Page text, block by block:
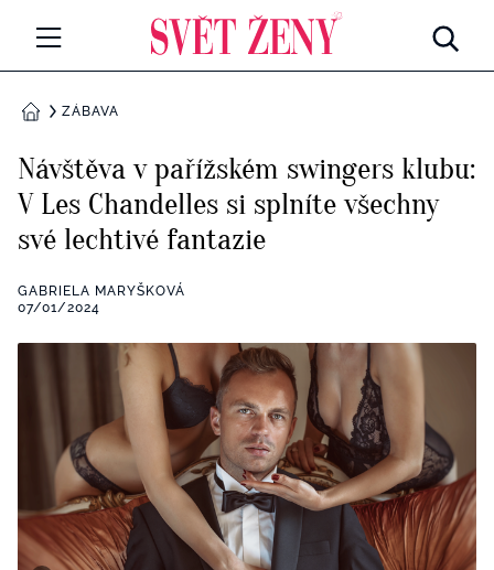
Všechny kategorie
Rozhovory
RETROHUBKY
Všechny kategorie
Seberozvoj
Všechny kategorie
Životní styl
Všechny kategorie
Testy a kvízy
BYDLENÍ
Všechny kategorie
Tvoření
BurdaMedia
Extra
SVĚT ŽENY - 599 KČ
DOMŮZÁBAVA
Návštěva v pařížském swingers klubu:
V Les Chandelles si splníte všechny
své lechtivé fantazie
GABRIELA MARYŠKOVÁ
07/01/2024